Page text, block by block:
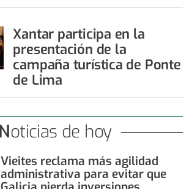
Xantar participa en la
presentación de la
campaña turística de Ponte
de Lima
Noticias de hoy
Vieites reclama más agilidad
administrativa para evitar que